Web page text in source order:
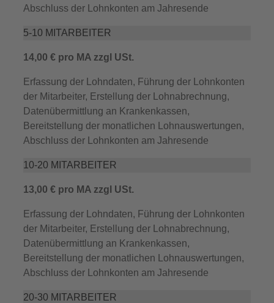
Abschluss der Lohnkonten am Jahresende
5-10 MITARBEITER
14,00 € pro MA zzgl USt.
Erfassung der Lohndaten, Führung der Lohnkonten
der Mitarbeiter, Erstellung der Lohnabrechnung,
Datenübermittlung an Krankenkassen,
Bereitstellung der monatlichen Lohnauswertungen,
Abschluss der Lohnkonten am Jahresende
10-20 MITARBEITER
13,00 € pro MA zzgl USt.
Erfassung der Lohndaten, Führung der Lohnkonten
der Mitarbeiter, Erstellung der Lohnabrechnung,
Datenübermittlung an Krankenkassen,
Bereitstellung der monatlichen Lohnauswertungen,
Abschluss der Lohnkonten am Jahresende
20-30 MITARBEITER